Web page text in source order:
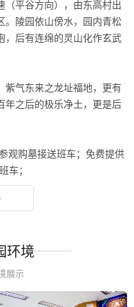
（平谷方向），由东高村出
。陵园依山傍水，园内青松
，后有连绵的灵山化作玄武
紫气东来之龙址福地，更有
年之后的极乐净土，更是后
观购墓接送班车；免费提供
车；
环境
展示